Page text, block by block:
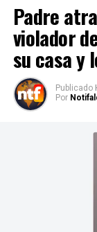
Padre
violador
su casa y
Publicado
Por